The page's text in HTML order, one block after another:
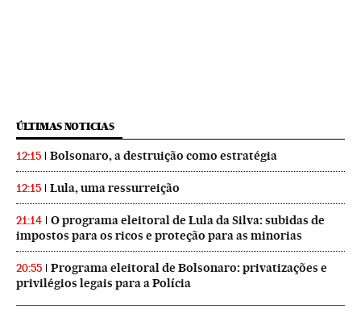
ÚLTIMAS NOTICIAS
12:15 Bolsonaro, a destruição como estratégia
12:15 Lula, uma ressurreição
21:14
O programa eleitoral de Lula da Silva: subidas de
impostos para os ricos e proteção para as minorias
20:55
Programa eleitoral de Bolsonaro: privatizações e
privilégios legais para a Polícia